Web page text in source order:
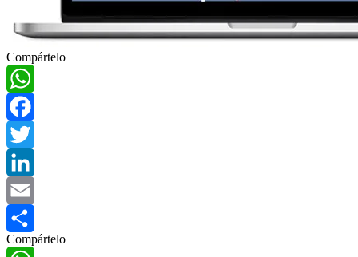
Compártelo
WhatsApp
Facebook
Twitter
LinkedIn
Email
Compartir
Compártelo